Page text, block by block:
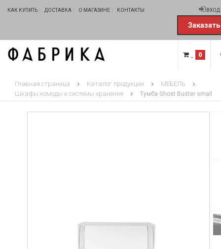
КАК КУПИТЬ ДОСТАВКА О МАГАЗИНЕ КОНТАКТЫ ВХОД
0
Главная страница Каталог продукции
МЕБЕЛЬ
Шкафы,комоды и системы хранения
Тумба Ghost Buster small